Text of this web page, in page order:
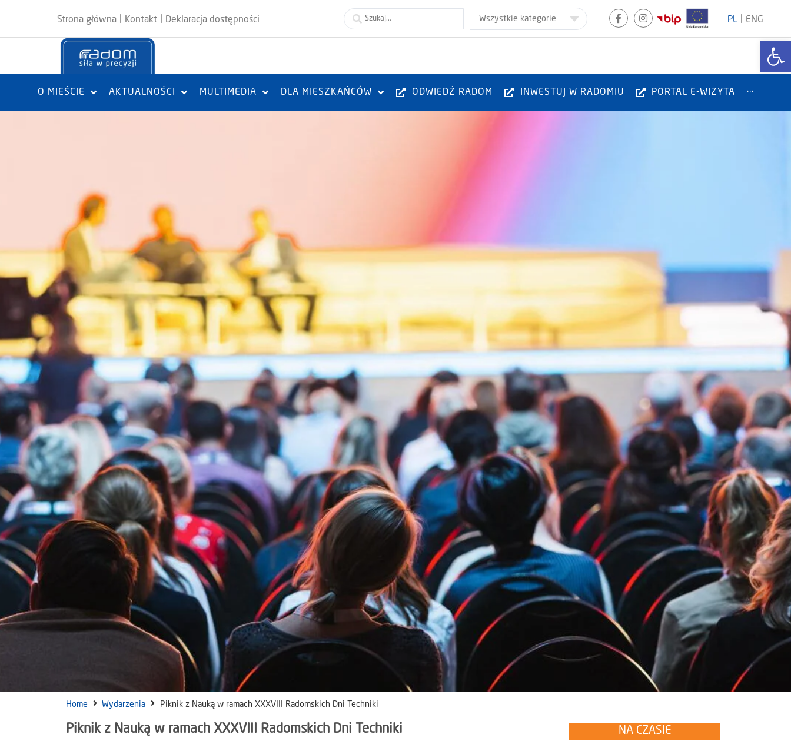
Strona główna Kontakt Deklaracja dostępności Wszystkie kategorie PL ENG
O MIEŚCIE AKTUALNOŚCI MULTIMEDIA DLA MIESZKAŃCÓW ODWIEDŹ RADOM INWESTUJ W RADOMIU PORTAL E-WIZYTA ···
Home Wydarzenia Piknik z Nauką w ramach XXXVIII Radomskich Dni Techniki
Piknik z Nauką w ramach XXXVIII Radomskich Dni Techniki NA CZASIE